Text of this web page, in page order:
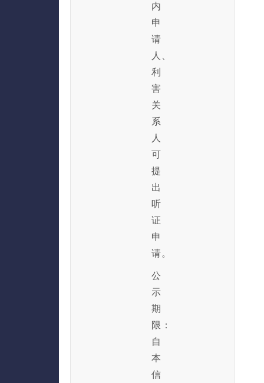
内
申
请
人、
利
害
关
系
人
可
提
出
听
证
申
请。
公
示
期
限：
自
本
信